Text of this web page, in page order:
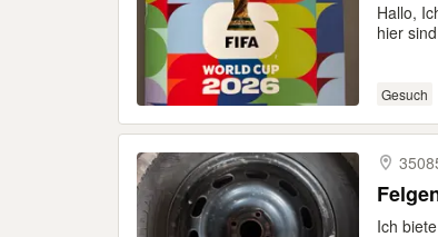
Hallo,
hier
Gesuch
Ich